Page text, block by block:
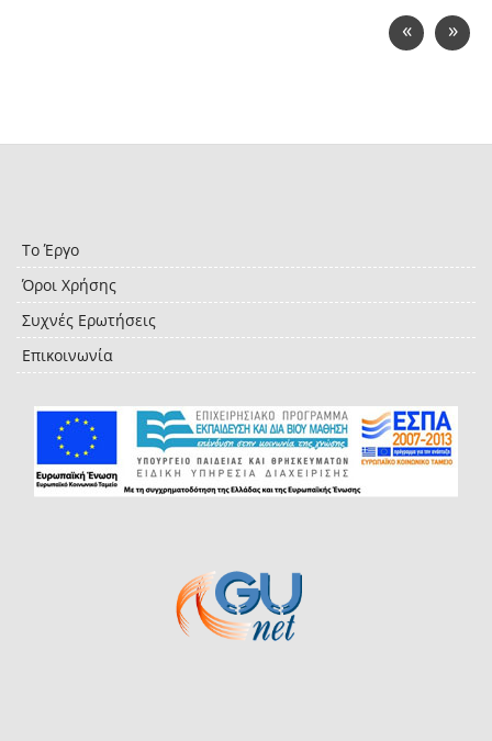
« »
Το Έργο
Όροι Χρήσης
Συχνές Ερωτήσεις
Επικοινωνία